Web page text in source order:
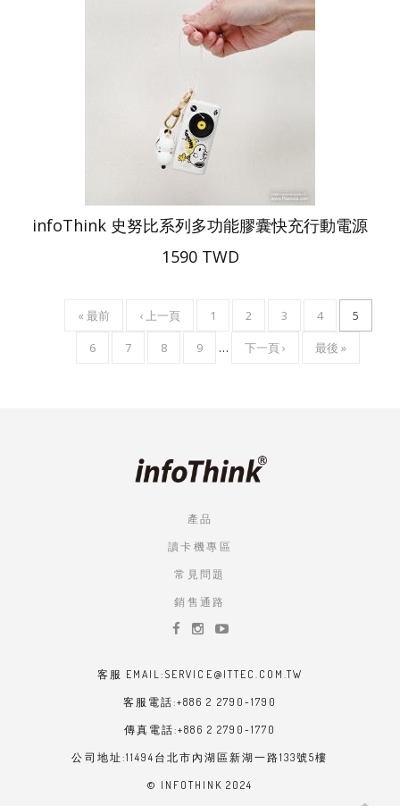
infoThink 史努比系列多功能膠囊快充行動電源
1590 TWD
Pagination
FIRST
« 最前
PREVIOUS
‹ 上一頁
頁1
頁
2
頁
3
頁
4
目
前
5
頁
6
頁
7
頁
8
頁
9 …
下
下一頁 ›
LAST
最後 »
產品
讀卡機專區
常見問題
銷售通路
客服 EMAIL:SERVICE@ITTEC.COM.TW
客服電話:+886 2 2790-1790
傳真電話:+886 2 2790-1770
公司地址:11494台北市內湖區新湖一路133號5樓
© INFOTHINK 2024